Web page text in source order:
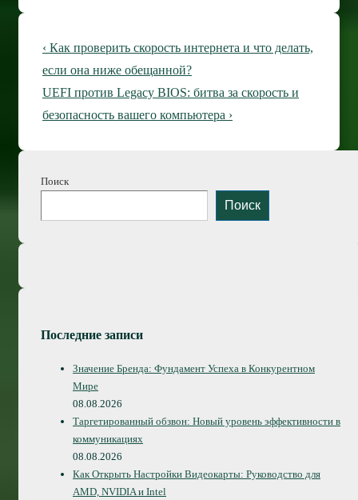
Навигация
по
записям
Предыдущая
запись
‹ Как проверить скорость интернета и что делать,
если она ниже обещанной?
Следующая
запись
UEFI против Legacy BIOS: битва за скорость и
безопасность вашего компьютера ›
Поиск
Поиск
Последние записи
Значение Бренда: Фундамент Успеха в Конкурентном
Мире
08.08.2026
Таргетированный обзвон: Новый уровень эффективности в
коммуникациях
08.08.2026
Как Открыть Настройки Видеокарты: Руководство для
AMD, NVIDIA и Intel